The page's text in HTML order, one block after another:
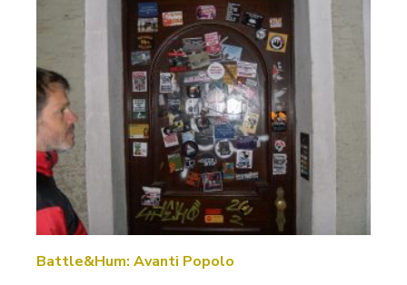
Battle&Hum: Avanti Popolo